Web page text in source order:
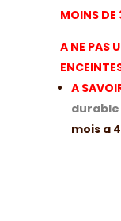
MOINS DE
A NE PAS
A
mois a